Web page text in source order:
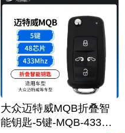
大众迈特威MQB折叠智
能钥匙-5键-MQB-433MH